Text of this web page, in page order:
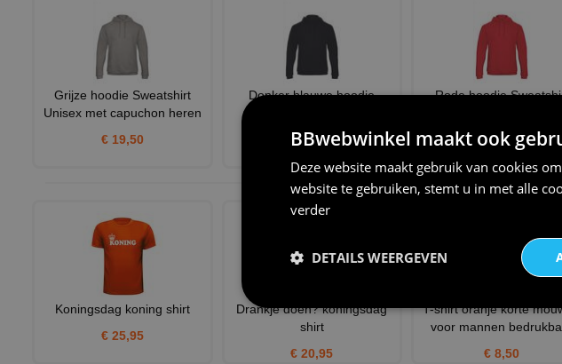
Grijze hoodie Sweatshirt
Unisex met capuchon heren
€ 19,50
Donker blauwe hoodie
capucho
Rode hoodie
€ 19,50
THEMA:
Koningsdag koning shirt
€ 25,95
Drankje doen? koningsdag
shirt
€ 20,95
T-shirt oranje korte
voor mannen
€ 8,50
BBwebwinkel maakt ook
Deze website maakt gebruik van cookies
website te gebruiken, stemt u in met alle
verder
DETAILS WEERGEVEN